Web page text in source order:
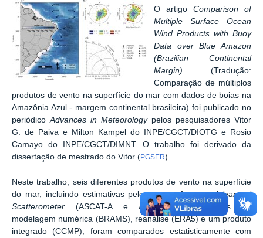
O artigoComparison of
Multiple Surface Ocean
Wind Products with Buoy
Data over Blue Amazon
(Brazilian Continental
Margin) (Tradução:
Comparação de múltiplos
produtos de vento na superfície do mar com dados de boias na
Amazônia Azul - margem continental brasileira) foi publicado no
periódicoAdvances in Meteorologypelos pesquisadores Vitor
G. de Paiva e Milton Kampel do INPE/CGCT/DIOTG e Rosio
Camayo do INPE/CGCT/DIMNT. O trabalho foi derivado da
dissertação de mestrado do Vitor (PGSER).
Neste trabalho, seis diferentes produtos de vento na superfície
do mar, incluindo estimativas pelos escaterômetrosAdvanced
Scatterometer (ASCAT-A e ASCAT-B), simulações de
modelagem numérica (BRAMS), reanálise (ERA5) e um produto
integrado (CCMP), foram comparados estatisticamente com